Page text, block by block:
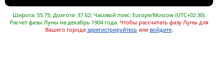
Широта: 55.75; Долгота: 37.62; Часовой пояс: Europe/Moscow (UTC+02:30).
Расчет фазы Луны на декабрь 1904 года. Чтобы рассчитать фазу Луны для
Вашего города зарегистрируйтесь или войдите.